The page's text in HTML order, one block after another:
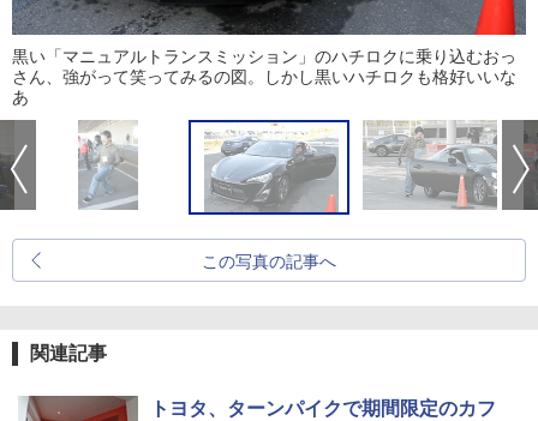
黒い「マニュアルトランスミッション」のハチロクに乗り込むおっ
さん、強がって笑ってみるの図。しかし黒いハチロクも格好いいな
あ
この写真の記事へ
関連記事
トヨタ、ターンパイクで期間限定のカフ